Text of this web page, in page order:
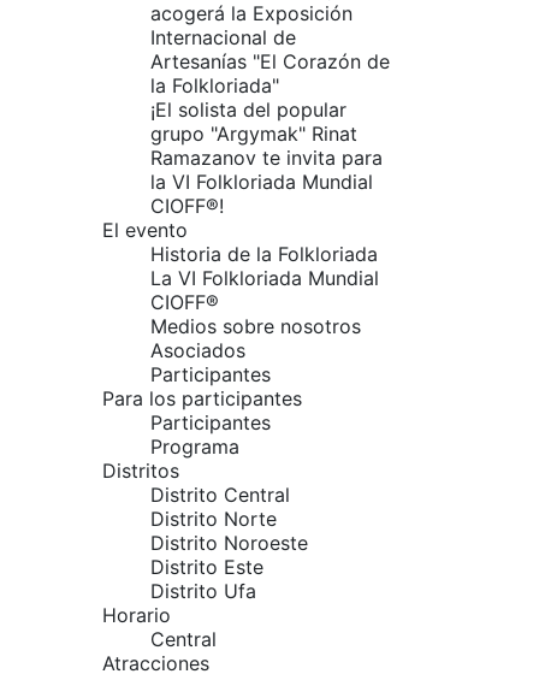
acogerá la Exposición
Internacional de
Artesanías "El Corazón de
la Folkloriada"
¡El solista del popular
grupo "Argymak" Rinat
Ramazanov te invita para
la VI Folkloriada Mundial
CIOFF®!
El evento
Historia de la Folkloriada
La VI Folkloriada Mundial
CIOFF®
Medios sobre nosotros
Asociados
Participantes
Para los participantes
Participantes
Programa
Distritos
Distrito Central
Distrito Norte
Distrito Noroeste
Distrito Este
Distrito Ufa
Horario
Central
Atracciones